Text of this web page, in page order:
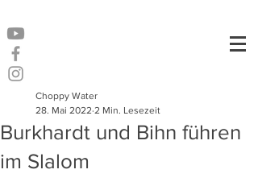
Burkhardt und Bihn führen
im Slalom
Choppy Water
28. Mai 2022 2 Min. Lesezeit